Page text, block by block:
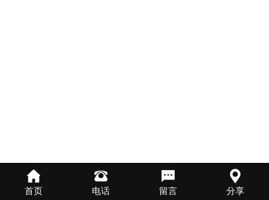
首页 电话 留言 分享